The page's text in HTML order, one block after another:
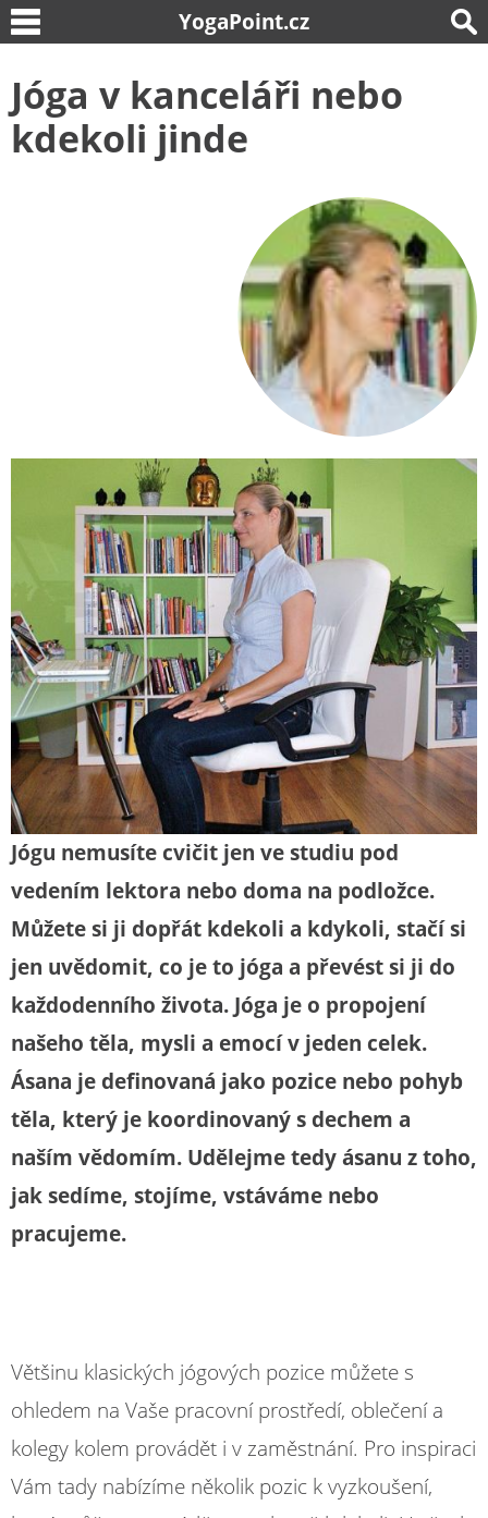
YogaPoint.cz
Jóga v kanceláři nebo
kdekoli jinde
Jógu nemusíte cvičit jen ve studiu pod
vedením lektora nebo doma na podložce.
Můžete si ji dopřát kdekoli a kdykoli, stačí si
jen uvědomit, co je to jóga a převést si ji do
každodenního života. Jóga je o propojení
našeho těla, mysli a emocí v jeden celek.
Ásana je definovaná jako pozice nebo pohyb
těla, který je koordinovaný s dechem a
naším vědomím. Udělejme tedy ásanu z toho,
jak sedíme, stojíme, vstáváme nebo
pracujeme.
Většinu klasických jógových pozice můžete s
ohledem na Vaše pracovní prostředí, oblečení a
kolegy kolem provádět i v zaměstnání. Pro inspiraci
Vám tady nabízíme několik pozic k vyzkoušení,